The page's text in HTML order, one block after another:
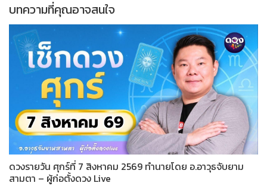
บทความที่คุณอาจสนใจ
ดวงรายวัน ศุกร์ที่ 7 สิงหาคม 2569 ทำนายโดย อ.อาวุธจับยาม
สามตา – ผู้ก่อตั้งดวง Live